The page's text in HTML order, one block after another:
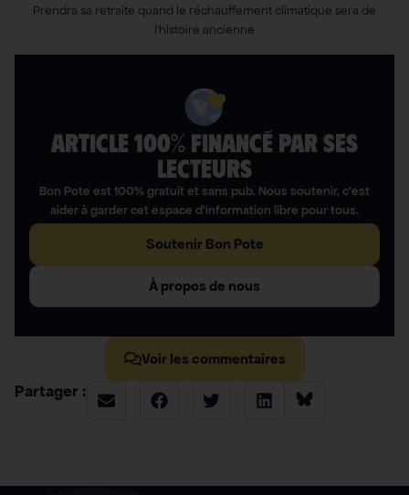
Prendra sa retraite quand le réchauffement climatique sera de
l’histoire ancienne
ARTICLE 100% FINANCÉ PAR SES
LECTEURS​
Bon Pote est 100% gratuit et sans pub. Nous soutenir, c’est
aider à garder cet espace d’information libre pour tous.
Soutenir Bon Pote
À propos de nous
Voir les commentaires
Partager :